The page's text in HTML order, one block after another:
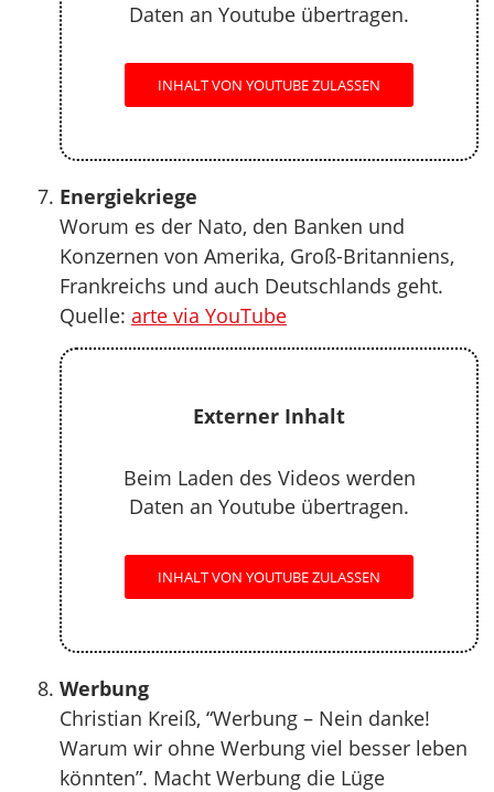
Daten an Youtube übertragen.
INHALT VON YOUTUBE ZULASSEN
Energiekriege
Worum es der Nato, den Banken und
Konzernen von Amerika, Groß-Britanniens,
Frankreichs und auch Deutschlands geht.
Quelle: arte via YouTube
Externer Inhalt
Beim Laden des Videos werden
Daten an Youtube übertragen.
INHALT VON YOUTUBE ZULASSEN
Werbung
Christian Kreiß, “Werbung – Nein danke!
Warum wir ohne Werbung viel besser leben
könnten”. Macht Werbung die Lüge